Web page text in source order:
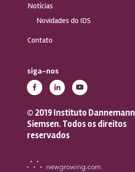
Notícias
Novidades do IDS
Contato
siga-nos
© 2019 Instituto Dannemann
Siemsen. Todos os direitos
reservados